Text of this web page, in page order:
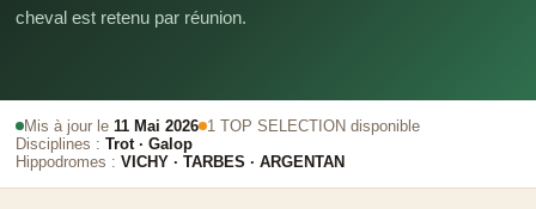
cheval est retenu par réunion.
Mis à jour le11 Mai 2026 1 TOP SELECTION disponible
Disciplines :Trot · Galop
Hippodromes :VICHY · TARBES · ARGENTAN